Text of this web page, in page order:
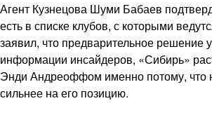
Агент Кузнецова Шуми Бабаев
есть в списке клубов, с которыми
заявил, что предварительное решение
информации инсайдеров, «Сибирь»
Энди Андреоффом именно потому, что
сильнее на его позицию.